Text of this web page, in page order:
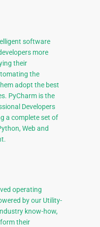
software
more
their
the
adopt the best
PyCharm is the
Developers
a complete set of
Web and
operating
by our Utility-
know-how,
their